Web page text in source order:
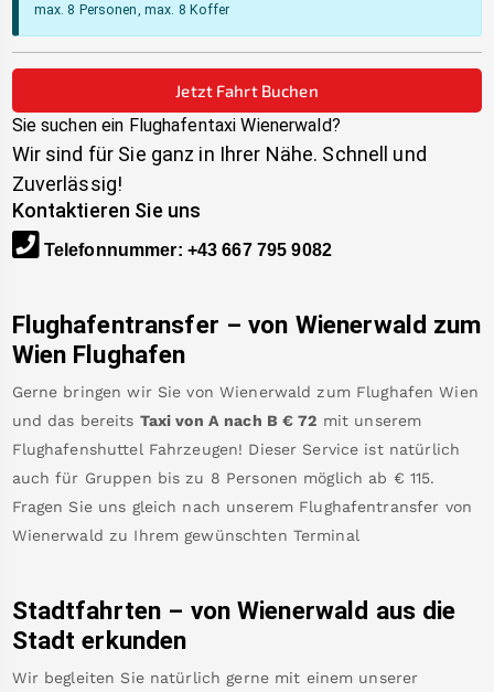
max. 8 Personen, max. 8 Koffer
Jetzt Fahrt Buchen
Sie suchen ein Flughafentaxi Wienerwald?
Wir sind für Sie ganz in Ihrer Nähe. Schnell und
Zuverlässig!
Kontaktieren Sie uns
Telefonnummer: +43 667 795 9082
Flughafentransfer – von Wienerwald zum
Wien Flughafen
Gerne bringen wir Sie von Wienerwald zum Flughafen Wien
und das bereits Taxi von A nach B €72 mit unserem
Flughafenshuttel Fahrzeugen! Dieser Service ist natürlich
auch für Gruppen bis zu 8 Personen möglich ab € 115.
Fragen Sie uns gleich nach unserem Flughafentransfer von
Wienerwald zu Ihrem gewünschten Terminal
Stadtfahrten – von Wienerwald aus die
Stadt erkunden
Wir begleiten Sie natürlich gerne mit einem unserer